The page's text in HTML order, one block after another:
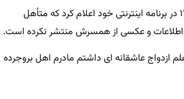
قیاسی در تابستان ۱۴۰۴ در برنامه اینترنتی خود اعلام کرد که متأهل
و عکسی از همسرش منتشر نکرده است.
ازدواج عاشقانه ای داشتم مادرم اهل بروجرده